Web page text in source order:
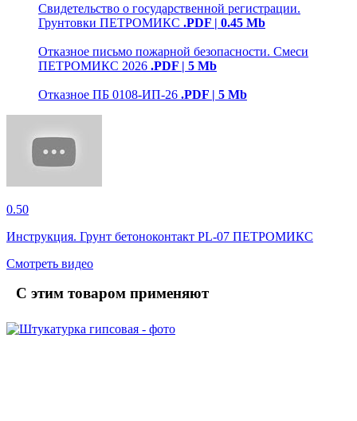
Свидетельство о государственной регистрации.
Грунтовки ПЕТРОМИКС .PDF | 0.45 Mb
Отказное письмо пожарной безопасности. Смеси
ПЕТРОМИКС 2026 .PDF | 5 Mb
Отказное ПБ 0108-ИП-26 .PDF | 5 Mb
0.50
Инструкция. Грунт бетоноконтакт PL-07 ПЕТРОМИКС
Смотреть видео
С этим товаром применяют